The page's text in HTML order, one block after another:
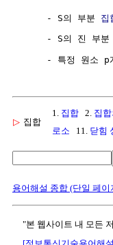
     - S의 부분
집
     - S의 진 부분
- 특정 원소 p
▷ 집합
1. 집합 2. 집
로소 11. 닫힘
용어해설 종합 (단일 페이
"본 웹사이트 내 모든